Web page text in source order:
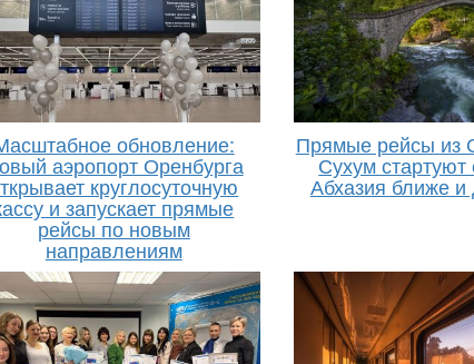
обновление:
аэропорт Оренбурга
круглосуточную
и запускает прямые
рейсы по новым
направлениям
Прямые рейсы из
Сухум
Абхазия ближе и